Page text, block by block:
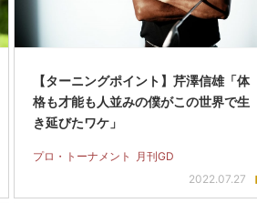
【ターニングポイント】芹澤信雄「体
格も才能も人並みの僕がこの世界で生
き延びたワケ」
プロ・トーナメント
月刊GD
2022.07.27